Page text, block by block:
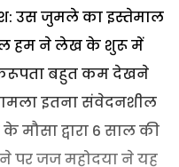
उस जुमले का इस्तेमाल
हम ने लेख के शुरू में
बहुत कम देखने
इतना संवेदनशील
मौसा द्वारा 6 साल की
पर जज महोदया ने यह